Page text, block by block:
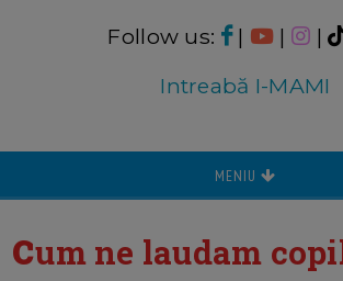
Follow us: | | |
Intreabă I-MAMI
MENIU
cum ne laudam